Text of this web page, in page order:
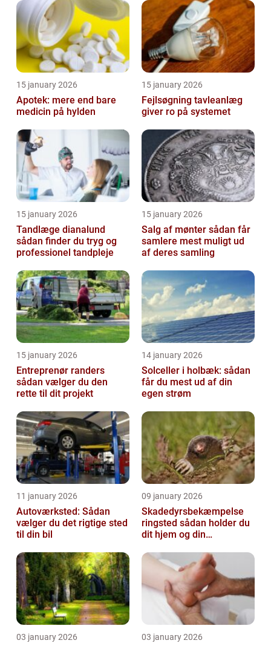
15 january 2026
Apotek: mere end bare
medicin på hylden
15 january 2026
Fejlsøgning tavleanlæg
giver ro på systemet
15 january 2026
Tandlæge dianalund
sådan finder du tryg og
professionel tandpleje
15 january 2026
Salg af mønter sådan får
samlere mest muligt ud
af deres samling
15 january 2026
Entreprenør randers
sådan vælger du den
rette til dit projekt
14 january 2026
Solceller i holbæk: sådan
får du mest ud af din
egen strøm
11 january 2026
Autoværksted: Sådan
vælger du det rigtige sted
til din bil
09 january 2026
Skadedyrsbekæmpelse
ringsted sådan holder du
dit hjem og din
gæster
03 january 2026 03 january 2026